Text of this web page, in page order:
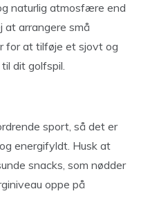
naturlig atmosfære end
at arrangere små
for at tilføje et sjovt og
dit golfspil.
sport, så det er
energifyldt. Husk at
snacks, som nødder
oppe på